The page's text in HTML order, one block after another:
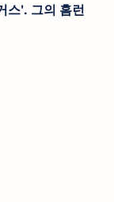
스'. 그의 홈런